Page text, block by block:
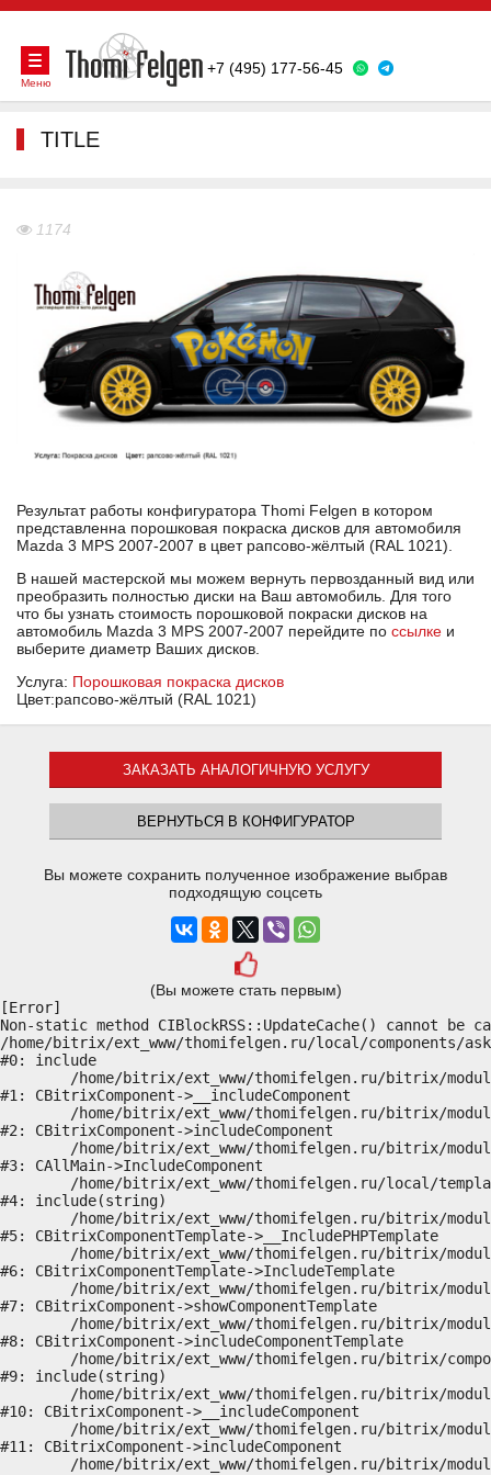
+7 (495) 177-56-45
Меню
TITLE
1174
Результат работы конфигуратора Thomi Felgen в котором
представленна порошковая покраска дисков для автомобиля
Mazda 3 MPS 2007-2007 в цвет рапсово-жёлтый (RAL 1021).
В нашей мастерской мы можем вернуть первозданный вид или
преобразить полностью диски на Ваш автомобиль. Для того
что бы узнать стоимость порошковой покраски дисков на
автомобиль Mazda 3 MPS 2007-2007 перейдите по ссылке и
выберите диаметр Ваших дисков.
Услуга: Порошковая покраска дисков
Цвет:рапсово-жёлтый (RAL 1021)
ЗАКАЗАТЬ АНАЛОГИЧНУЮ УСЛУГУ
ВЕРНУТЬСЯ В КОНФИГУРАТОР
Вы можете сохранить полученное изображение выбрав
подходящую соцсеть
(Вы можете стать первым)
[Error]
Non-static method CIBlockRSS::UpdateCache() cannot
/home/bitrix/ext_www/thomifelgen.ru/local/components/
#0: include
#1: CBitrixComponent->__includeComponent
#2: CBitrixComponent->includeComponent
#3: CAllMain->IncludeComponent
#4: include(string)
#5: CBitrixComponentTemplate->__IncludePHPTemplate
#6: CBitrixComponentTemplate->IncludeTemplate
#7: CBitrixComponent->showComponentTemplate
#8: CBitrixComponent->includeComponentTemplate
#9: include(string)
#10: CBitrixComponent->__includeComponent
#11: CBitrixComponent->includeComponent